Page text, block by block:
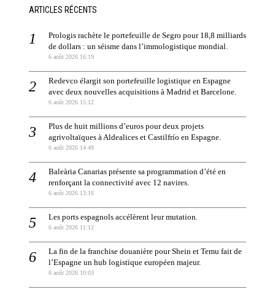
ARTICLES RÉCENTS
Prologis rachète le portefeuille de Segro pour 18,8 milliards
de dollars : un séisme dans l’immologistique mondial.
6 août 2026 16:19
Redevco élargit son portefeuille logistique en Espagne
avec deux nouvelles acquisitions à Madrid et Barcelone.
6 août 2026 15:12
Plus de huit millions d’euros pour deux projets
agrivoltaïques à Aldealices et Castilfrío en Espagne.
6 août 2026 14:49
Baleària Canarias présente sa programmation d’été en
renforçant la connectivité avec 12 navires.
6 août 2026 13:16
Les ports espagnols accélèrent leur mutation.
6 août 2026 11:12
La fin de la franchise douanière pour Shein et Temu fait de
l’Espagne un hub logistique européen majeur.
6 août 2026 10:03